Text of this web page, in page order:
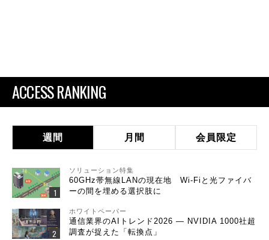
ACCESS RANKING
週間 月間 会員限定
ソリューション特集
60GHz帯無線LANの現在地 Wi-Fiと光ファイバ
ーの間を埋める選択肢に
ホワイトペーパー
通信業界のAIトレンド2026 ― NVIDIA 1000社超
調査が捉えた「転換点」